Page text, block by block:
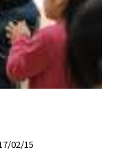
02/15